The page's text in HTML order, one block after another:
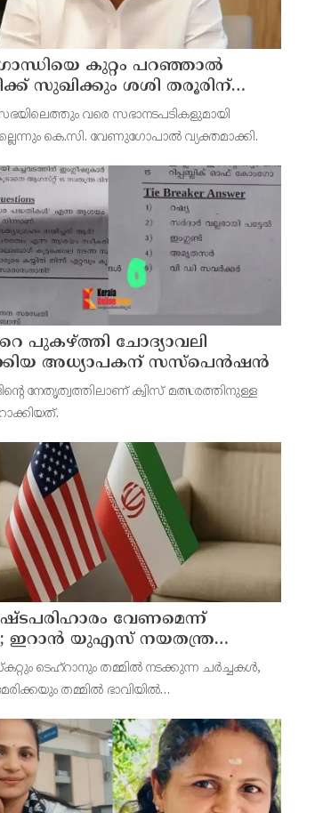
കുറ്റം പറഞ്ഞാല്‍
സുഖിക്കും ശശി തരൂരിന്
കെ സി വേണുഗോപാല്‍
വരെ സഭാനടപടികളുമായി
കെ.സി. വേണുഗോപാല്‍ വ്യക്തമാക്കി.
പുകഴ്ത്തി ചോദ്യാവലി
അധ്യാപകന് സസ്‌പെന്‍ഷന്‍
നേതൃത്വത്തിലാണ് ക്വിസ് മത്സരത്തിനുള്ള
വേണമെന്ന്
ഇറാന്‍ യുഎസ് നയതന്ത്ര
അനിശ്ചിതത്വം
ടെഹ്റാനും തമ്മില്‍ നടക്കുന്ന ചര്‍ച്ചകള്‍,
തമ്മില്‍ ഭാവിയില്‍
നിരീക്ഷകര്‍ കാണുന്നത്.